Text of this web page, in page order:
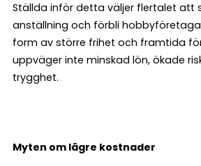
Ställda inför detta väljer flertalet att
anställning och förbli
form av större frihet och framtida
uppväger inte minskad lön, ökade
trygghet.
Myten om lägre kostnader